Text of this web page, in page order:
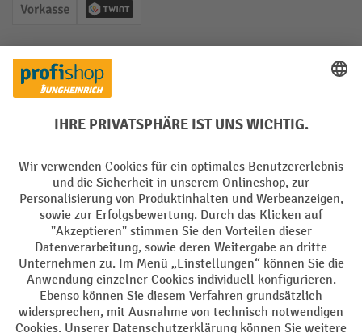
Vorkasse Twint
Soziale Netzwerke
Facebook
YouTube
LinkedInInstagram
Sprachen
DE FR
AGB Impressum Datenschutz Privacy Settings
Alle Preise exkl. gesetzl. Mehrwertsteuer zzgl.Versandkostenund ggf.
Nachnahmegebühren, wenn nicht anders angegeben.